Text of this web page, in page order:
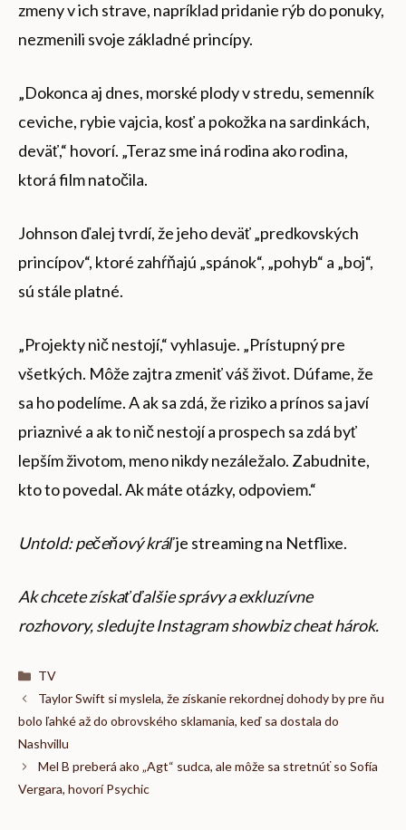
zmeny v ich strave, napríklad pridanie rýb do ponuky,
nezmenili svoje základné princípy.
„Dokonca aj dnes, morské plody v stredu, semenník
ceviche, rybie vajcia, kosť a pokožka na sardinkách,
deväť,“ hovorí. „Teraz sme iná rodina ako rodina,
ktorá film natočila.
Johnson ďalej tvrdí, že jeho deväť „predkovských
princípov“, ktoré zahŕňajú „spánok“, „pohyb“ a „boj“,
sú stále platné.
„Projekty nič nestojí,“ vyhlasuje. „Prístupný pre
všetkých. Môže zajtra zmeniť váš život. Dúfame, že
sa ho podelíme. A ak sa zdá, že riziko a prínos sa javí
priaznivé a ak to nič nestojí a prospech sa zdá byť
lepším životom, meno nikdy nezáležalo. Zabudnite,
kto to povedal. Ak máte otázky, odpoviem.“
Untold: pečeňový kráľje streaming na Netflixe.
Ak chcete získať ďalšie správy a exkluzívne
rozhovory, sledujteInstagram showbiz cheat hárok.
Kategórie
TV
Taylor Swift si myslela, že získanie rekordnej dohody by pre ňu
bolo ľahké až do obrovského sklamania, keď sa dostala do
Nashvillu
Mel B preberá ako „Agt“ sudca, ale môže sa stretnúť so Sofía
Vergara, hovorí Psychic